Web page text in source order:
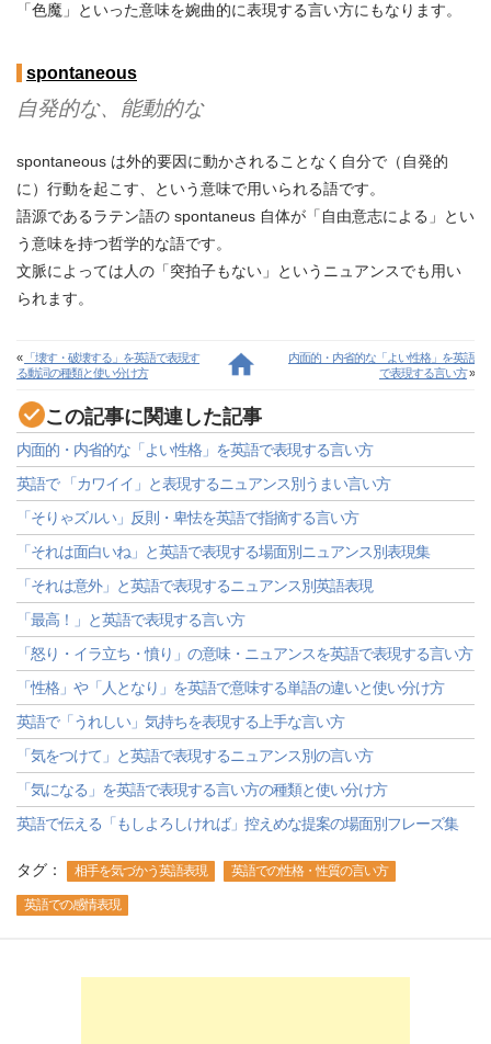
「色魔」といった意味を婉曲的に表現する言い方にもなります。
spontaneous
自発的な、能動的な
spontaneous は外的要因に動かされることなく自分で（自発的
に）行動を起こす、という意味で用いられる語です。
語源であるラテン語の spontaneus 自体が「自由意志による」とい
う意味を持つ哲学的な語です。
文脈によっては人の「突拍子もない」というニュアンスでも用い
られます。
« 「壊す・破壊する」を英語で表現す
る動詞の種類と使い分け方
内面的・内省的な「よい性格」を英語
で表現する言い方»
この記事に関連した記事
内面的・内省的な「よい性格」を英語で表現する言い方
英語で 「カワイイ」と表現するニュアンス別うまい言い方
「そりゃズルい」反則・卑怯を英語で指摘する言い方
「それは面白いね」と英語で表現する場面別ニュアンス別表現集
「それは意外」と英語で表現するニュアンス別英語表現
「最高！」と英語で表現する言い方
「怒り・イラ立ち・憤り」の意味・ニュアンスを英語で表現する言い方
「性格」や「人となり」を英語で意味する単語の違いと使い分け方
英語で「うれしい」気持ちを表現する上手な言い方
「気をつけて」と英語で表現するニュアンス別の言い方
「気になる」を英語で表現する言い方の種類と使い分け方
英語で伝える「もしよろしければ」控えめな提案の場面別フレーズ集
タグ： 相手を気づかう英語表現 英語での性格・性質の言い方
英語での感情表現